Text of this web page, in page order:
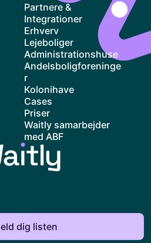
dig listen
Partnere &
Integrationer
Erhverv
Lejeboliger
Administrationshuse
Andelsboligforeninge
r
Kolonihave
Cases
Priser
Waitly samarbejder
med ABF
ApS